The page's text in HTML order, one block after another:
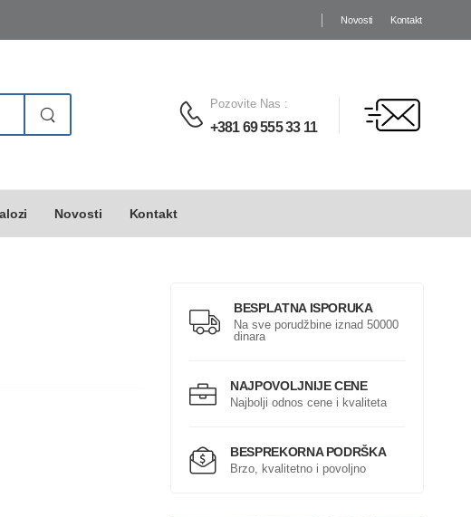
Novosti Kontakt
Pozovite Nas :
+381 69 555 33 11
Novosti Kontakt
BESPLATNA ISPORUKA
Na sve porudžbine iznad 50000
dinara
NAJPOVOLJNIJE CENE
Najbolji odnos cene i kvaliteta
BESPREKORNA PODRŠKA
Brzo, kvalitetno i povoljno